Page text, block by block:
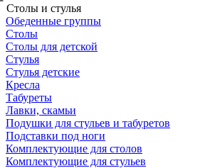
Столы и стулья
Обеденные группы
Столы
Столы для детской
Стулья
Стулья детские
Кресла
Табуреты
Лавки, скамьи
Подушки для стульев и табуретов
Подставки под ноги
Комплектующие для столов
Комплектующие для стульев